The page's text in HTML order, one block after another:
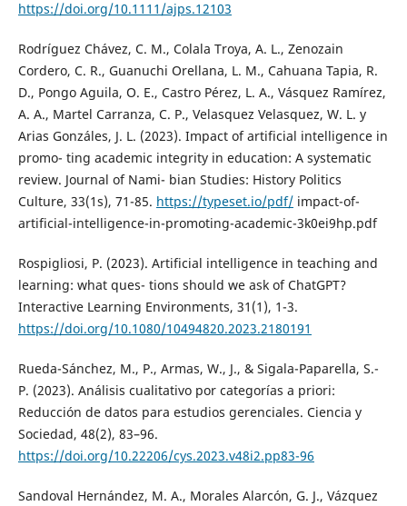
https://doi.org/10.1111/ajps.12103
Rodríguez Chávez, C. M., Colala Troya, A. L., Zenozain
Cordero, C. R., Guanuchi Orellana, L. M., Cahuana Tapia, R.
D., Pongo Aguila, O. E., Castro Pérez, L. A., Vásquez Ramírez,
A. A., Martel Carranza, C. P., Velasquez Velasquez, W. L. y
Arias Gonzáles, J. L. (2023). Impact of artificial intelligence in
promo- ting academic integrity in education: A systematic
review. Journal of Nami- bian Studies: History Politics
Culture, 33(1s), 71-85. https://typeset.io/pdf/impact-of-
artificial-intelligence-in-promoting-academic-3k0ei9hp.pdf
Rospigliosi, P. (2023). Artificial intelligence in teaching and
learning: what ques- tions should we ask of ChatGPT?
Interactive Learning Environments, 31(1), 1-3.
https://doi.org/10.1080/10494820.2023.2180191
Rueda-Sánchez, M., P., Armas, W., J., & Sigala-Paparella, S.-
P. (2023). Análisis cualitativo por categorías a priori:
Reducción de datos para estudios gerenciales. Ciencia y
Sociedad, 48(2), 83–96.
https://doi.org/10.22206/cys.2023.v48i2.pp83-96
Sandoval Hernández, M. A., Morales Alarcón, G. J., Vázquez